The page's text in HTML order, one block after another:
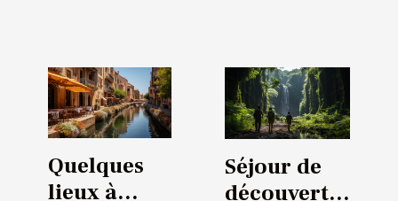
Quelques
lieux à
Séjour de
découvertes